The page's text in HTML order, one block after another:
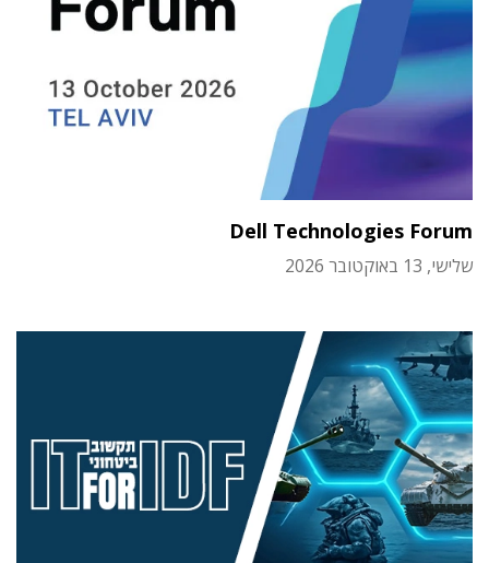
Dell Technologies Forum
שלישי, 13 באוקטובר 2026